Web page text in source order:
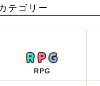
テゴリー
RPG